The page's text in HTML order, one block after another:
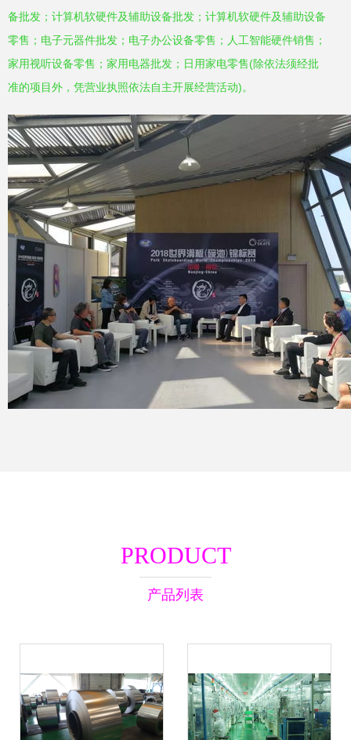
备批发；计算机软硬件及辅助设备批发；计算机软硬件及辅助设备
零售；电子元器件批发；电子办公设备零售；人工智能硬件销售；
家用视听设备零售；家用电器批发；日用家电零售(除依法须经批
准的项目外，凭营业执照依法自主开展经营活动)。
PRODUCT
产品列表